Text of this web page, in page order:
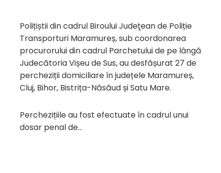
Polițiștii din cadrul Biroului Judeţean de Poliție
Transporturi Maramureș, sub coordonarea
procurorului din cadrul Parchetului de pe lângă
Judecătoria Vișeu de Sus, au desfășurat 27 de
percheziții domiciliare în județele Maramureș,
Cluj, Bihor, Bistrița-Năsăud și Satu Mare.
Perchezițiile au fost efectuate în cadrul unui
dosar penal de…